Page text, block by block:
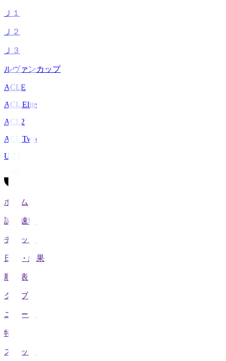
Ｊ１
Ｊ２
Ｊ３
ルヴァンカップ
ACLE
ACL Elite
ACL2
ACL Two
U-21
ホーム
試合速報
チケット
日程・結果
順位表
クラブ
ニュース
特集
スタッツ